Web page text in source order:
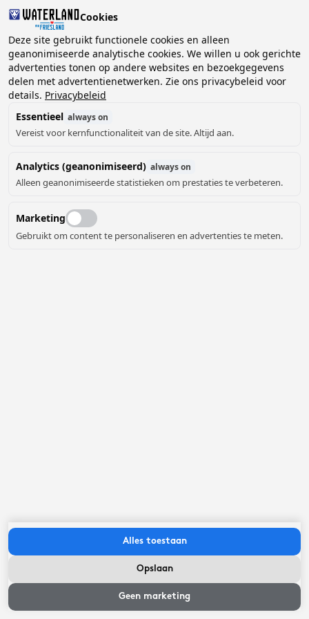
Cookies
Deze site gebruikt functionele cookies en alleen
geanonimiseerde analytische cookies. We willen u ook gerichte
advertenties tonen op andere websites en bezoekgegevens
delen met advertentienetwerken. Zie ons privacybeleid voor
details. Privacybeleid
Essentieel always on
Vereist voor kernfunctionaliteit van de site. Altijd aan.
Analytics (geanonimiseerd) always on
Alleen geanonimiseerde statistieken om prestaties te verbeteren.
Marketing
Gebruikt om content te personaliseren en advertenties te meten.
Geen marketing
Opslaan
Alles toestaan